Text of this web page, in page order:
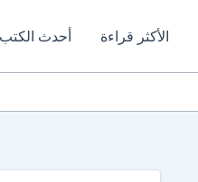
الأكثر قراءة أحدث الكتب